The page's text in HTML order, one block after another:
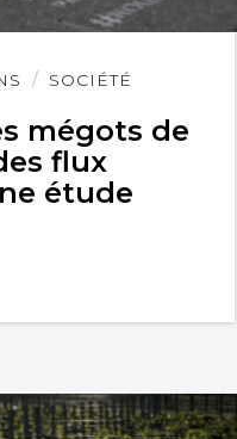
SOCIÉTÉ
mégots de
flux
étude